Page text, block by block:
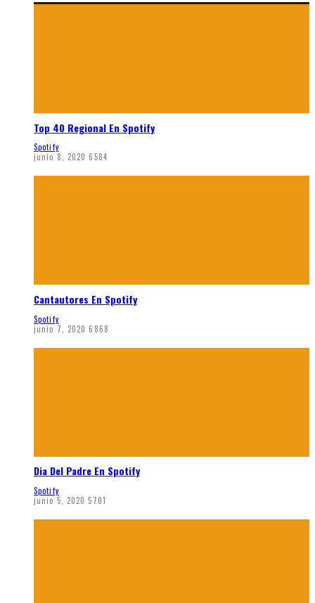
Top 40 Regional En Spotify
Spotify
junio 8, 2020 6584
Cantautores En Spotify
Spotify
junio 7, 2020 6868
Dia Del Padre En Spotify
Spotify
junio 5, 2020 5701